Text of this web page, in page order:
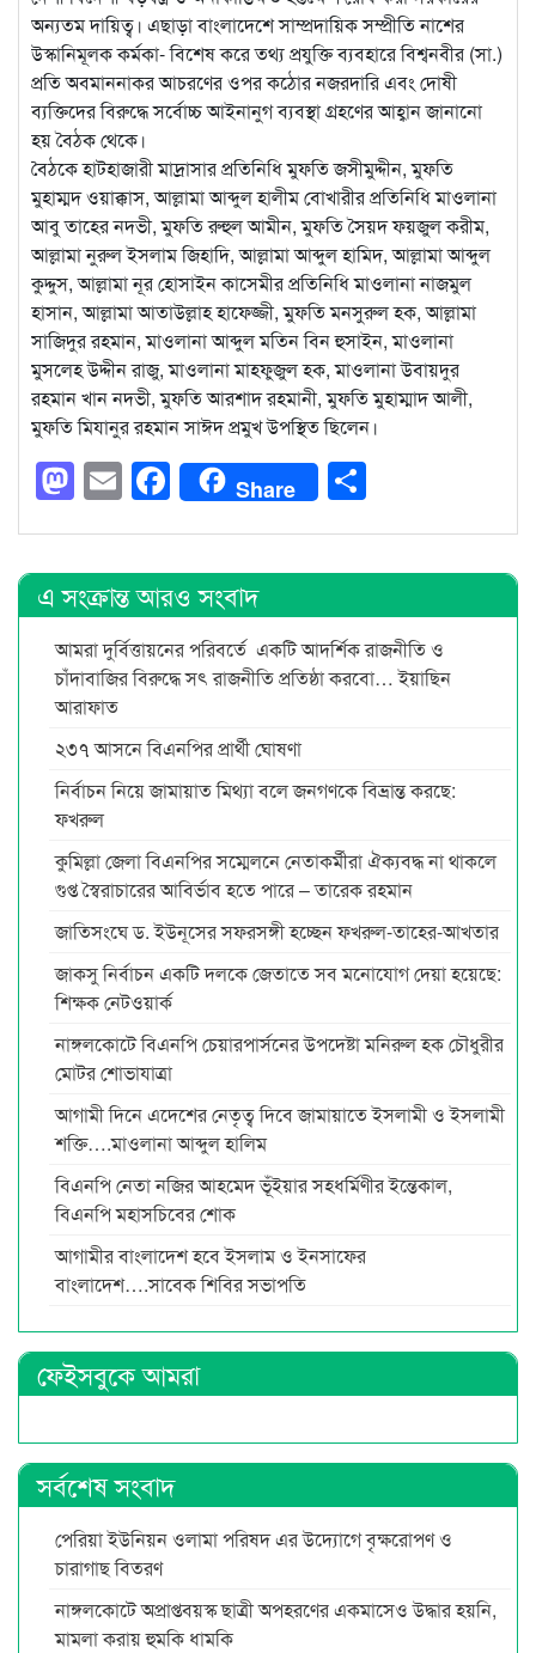
অন্যতম দায়িত্ব। এছাড়া বাংলাদেশে সাম্প্রদায়িক সম্প্রীতি নাশের
উস্কানিমূলক কর্মকা- বিশেষ করে তথ্য প্রযুক্তি ব্যবহারে বিশ্বনবীর (সা.)
প্রতি অবমাননাকর আচরণের ওপর কঠোর নজরদারি এবং দোষী
ব্যক্তিদের বিরুদ্ধে সর্বোচ্চ আইনানুগ ব্যবস্থা গ্রহণের আহ্বান জানানো
হয় বৈঠক থেকে।
বৈঠকে হাটহাজারী মাদ্রাসার প্রতিনিধি মুফতি জসীমুদ্দীন, মুফতি
মুহাম্মদ ওয়াক্কাস, আল্লামা আব্দুল হালীম বোখারীর প্রতিনিধি মাওলানা
আবু তাহের নদভী, মুফতি রুহুল আমীন, মুফতি সৈয়দ ফয়জুল করীম,
আল্লামা নুরুল ইসলাম জিহাদি, আল্লামা আব্দুল হামিদ, আল্লামা আব্দুল
কুদ্দুস, আল্লামা নূর হোসাইন কাসেমীর প্রতিনিধি মাওলানা নাজমুল
হাসান, আল্লামা আতাউল্লাহ হাফেজ্জী, মুফতি মনসুরুল হক, আল্লামা
সাজিদুর রহমান, মাওলানা আব্দুল মতিন বিন হুসাইন, মাওলানা
মুসলেহ উদ্দীন রাজু, মাওলানা মাহফুজুল হক, মাওলানা উবায়দুর
রহমান খান নদভী, মুফতি আরশাদ রহমানী, মুফতি মুহাম্মাদ আলী,
মুফতি মিযানুর রহমান সাঈদ প্রমুখ উপস্থিত ছিলেন।
Mastodon
EmailFacebook
Share
এ সংক্রান্ত আরও সংবাদ
আমরা দুর্বিত্তায়নের পরিবর্তে একটি আদর্শিক রাজনীতি ও
চাঁদাবাজির বিরুদ্ধে সৎ রাজনীতি প্রতিষ্ঠা করবো… ইয়াছিন
আরাফাত
২৩৭ আসনে বিএনপির প্রার্থী ঘোষণা
নির্বাচন নিয়ে জামায়াত মিথ্যা বলে জনগণকে বিভ্রান্ত করছে:
ফখরুল
কুমিল্লা জেলা বিএনপির সম্মেলনে নেতাকর্মীরা ঐক্যবদ্ধ না থাকলে
গুপ্ত স্বৈরাচারের আবির্ভাব হতে পারে – তারেক রহমান
জাতিসংঘে ড. ইউনূসের সফরসঙ্গী হচ্ছেন ফখরুল-তাহের-আখতার
জাকসু নির্বাচন একটি দলকে জেতাতে সব মনোযোগ দেয়া হয়েছে:
শিক্ষক নেটওয়ার্ক
নাঙ্গলকোটে বিএনপি চেয়ারপার্সনের উপদেষ্টা মনিরুল হক চৌধুরীর
মোটর শোভাযাত্রা
আগামী দিনে এদেশের নেতৃত্ব দিবে জামায়াতে ইসলামী ও ইসলামী
শক্তি….মাওলানা আব্দুল হালিম
বিএনপি নেতা নজির আহমেদ ভূঁইয়ার সহধর্মিণীর ইন্তেকাল,
বিএনপি মহাসচিবের শোক
আগামীর বাংলাদেশ হবে ইসলাম ও ইনসাফের
বাংলাদেশ….সাবেক শিবির সভাপতি
ফেইসবুকে আমরা
সর্বশেষ সংবাদ
পেরিয়া ইউনিয়ন ওলামা পরিষদ এর উদ্যোগে বৃক্ষরোপণ ও
চারাগাছ বিতরণ
নাঙ্গলকোটে অপ্রাপ্তবয়স্ক ছাত্রী অপহরণের একমাসেও উদ্ধার হয়নি,
মামলা করায় হুমকি ধামকি